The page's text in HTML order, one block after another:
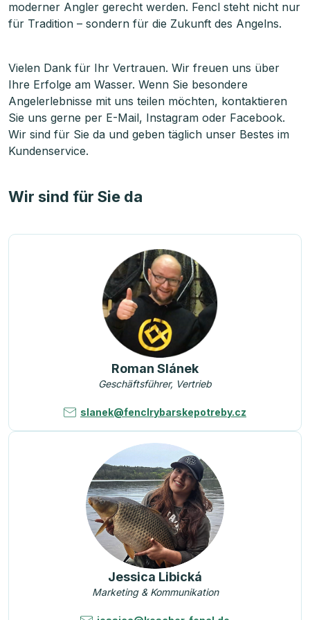
moderner Angler gerecht werden. Fencl steht nicht nur
für Tradition – sondern für die Zukunft des Angelns.
Vielen Dank für Ihr Vertrauen. Wir freuen uns über
Ihre Erfolge am Wasser. Wenn Sie besondere
Angelerlebnisse mit uns teilen möchten, kontaktieren
Sie uns gerne per E-Mail, Instagram oder Facebook.
Wir sind für Sie da und geben täglich unser Bestes im
Kundenservice.
Wir sind für Sie da
Roman Slánek
Geschäftsführer, Vertrieb
slanek@fenclrybarskepotreby.cz
Jessica Libická
Marketing & Kommunikation